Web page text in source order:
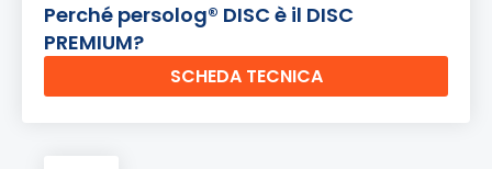
Perché persolog® DISC è il DISC
PREMIUM?
SCHEDA TECNICA